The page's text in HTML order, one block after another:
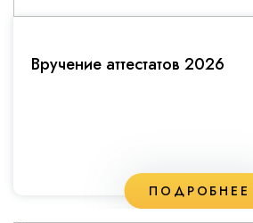
Вручение аттестатов 2026
ПОДРОБНЕЕ